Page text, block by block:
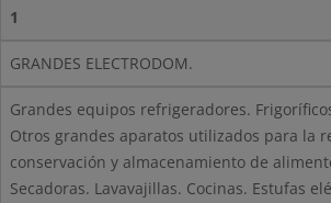
1
GRANDES ELECTRODOM.
Grandes equipos refrigeradores.
Otros grandes aparatos utilizados para la
conservación y almacenamiento de
Secadoras. Lavavajillas. Cocinas. Estufas